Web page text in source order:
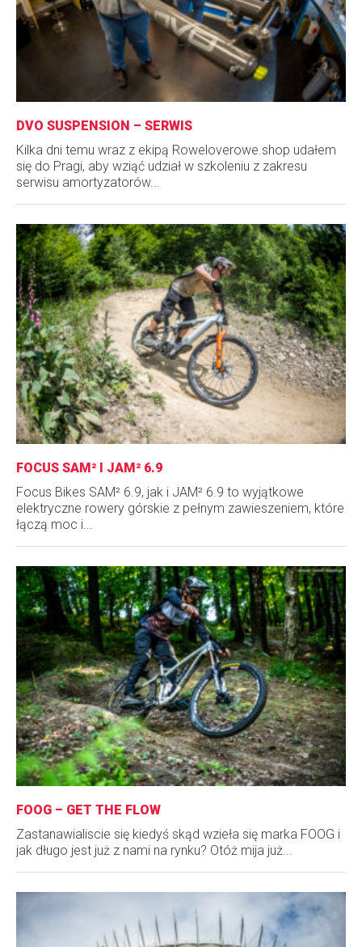
DVO SUSPENSION – SERWIS
Kilka dni temu wraz z ekipą Roweloverowe.shop udałem
się do Pragi, aby wziąć udział w szkoleniu z zakresu
serwisu amortyzatorów...
FOCUS SAM² I JAM² 6.9
Focus Bikes SAM² 6.9, jak i JAM² 6.9 to wyjątkowe
elektryczne rowery górskie z pełnym zawieszeniem, które
łączą moc i...
FOOG – GET THE FLOW
Zastanawialiscie się kiedyś skąd wzieła się marka FOOG i
jak długo jest już z nami na rynku? Otóż mija już...